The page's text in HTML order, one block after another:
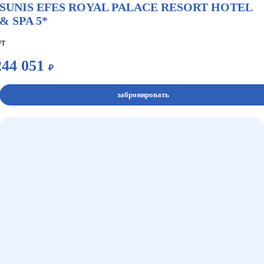
SUNIS EFES ROYAL PALACE RESORT HOTEL
& SPA 5*
051₽
забронировать